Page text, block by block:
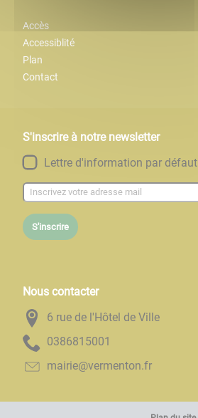
Accès
Accessiblité
Plan
Contact
S'inscrire à notre newsletter
Lettre d'information par défaut
S'inscrire
Nous contacter
6 rue de l'Hôtel de Ville
1005186830
rf.notnemrev@eiriam